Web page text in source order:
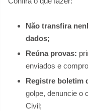
Não transfira
dados;
Reúna provas:
enviados e
Registre boletim
golpe, denuncie o
Civil;